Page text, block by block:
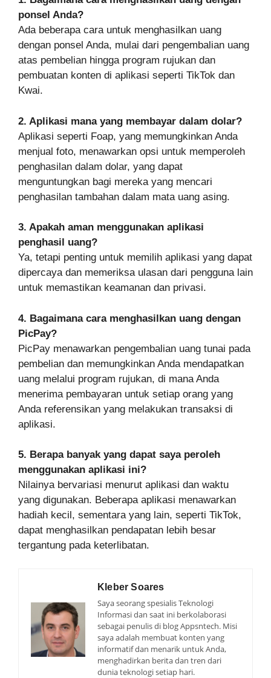
ponsel Anda?
Ada beberapa cara untuk menghasilkan uang
dengan ponsel Anda, mulai dari pengembalian uang
atas pembelian hingga program rujukan dan
pembuatan konten di aplikasi seperti TikTok dan
Kwai.
2. Aplikasi mana yang membayar dalam dolar?
Aplikasi seperti Foap, yang memungkinkan Anda
menjual foto, menawarkan opsi untuk memperoleh
penghasilan dalam dolar, yang dapat
menguntungkan bagi mereka yang mencari
penghasilan tambahan dalam mata uang asing.
3. Apakah aman menggunakan aplikasi
penghasil uang?
Ya, tetapi penting untuk memilih aplikasi yang dapat
dipercaya dan memeriksa ulasan dari pengguna lain
untuk memastikan keamanan dan privasi.
4. Bagaimana cara menghasilkan uang dengan
PicPay?
PicPay menawarkan pengembalian uang tunai pada
pembelian dan memungkinkan Anda mendapatkan
uang melalui program rujukan, di mana Anda
menerima pembayaran untuk setiap orang yang
Anda referensikan yang melakukan transaksi di
aplikasi.
5. Berapa banyak yang dapat saya peroleh
menggunakan aplikasi ini?
Nilainya bervariasi menurut aplikasi dan waktu
yang digunakan. Beberapa aplikasi menawarkan
hadiah kecil, sementara yang lain, seperti TikTok,
dapat menghasilkan pendapatan lebih besar
tergantung pada keterlibatan.
Kleber Soares
Saya seorang spesialis Teknologi
Informasi dan saat ini berkolaborasi
sebagai penulis di blog Appsntech. Misi
saya adalah membuat konten yang
informatif dan menarik untuk Anda,
menghadirkan berita dan tren dari
dunia teknologi setiap hari.